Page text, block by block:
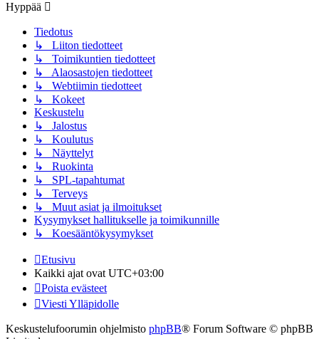
Hyppää
Tiedotus
↳ Liiton tiedotteet
↳ Toimikuntien tiedotteet
↳ Alaosastojen tiedotteet
↳ Webtiimin tiedotteet
↳ Kokeet
Keskustelu
↳ Jalostus
↳ Koulutus
↳ Näyttelyt
↳ Ruokinta
↳ SPL-tapahtumat
↳ Terveys
↳ Muut asiat ja ilmoitukset
Kysymykset hallitukselle ja toimikunnille
↳ Koesääntökysymykset
Etusivu
Kaikki ajat ovat UTC+03:00
Poista evästeet
Viesti Ylläpidolle
Keskustelufoorumin ohjelmisto phpBB® Forum Software © phpBB